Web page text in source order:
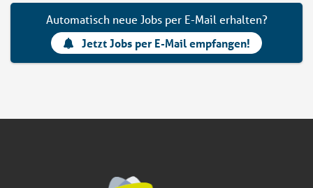
Automatisch neue Jobs per E-Mail erhalten?
Jetzt Jobs per E-Mail empfangen!